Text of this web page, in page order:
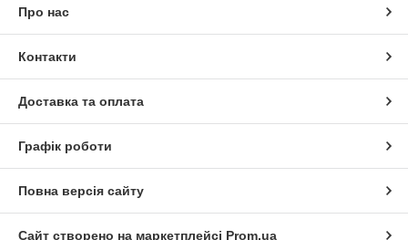
Про нас
Контакти
Доставка та оплата
Графік роботи
Повна версія сайту
Сайт створено на маркетплейсі Prom.ua